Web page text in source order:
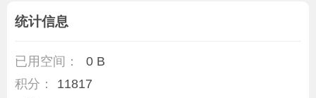
统计信息
已用空间：
0 B
积分：
11817